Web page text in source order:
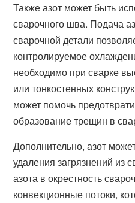
Также азот может быть
сварочного шва. Подача
сварочной детали
контролируемое
необходимо при сварке
или тонкостенных
может помочь
образование трещин в
Дополнительно, азот
удаления загрязнений из
азота в окрестность
конвекционные потоки,